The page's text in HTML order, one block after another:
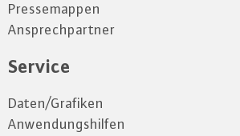
Pressemappen
Ansprechpartner
Service
Daten/Grafiken
Anwendungshilfen